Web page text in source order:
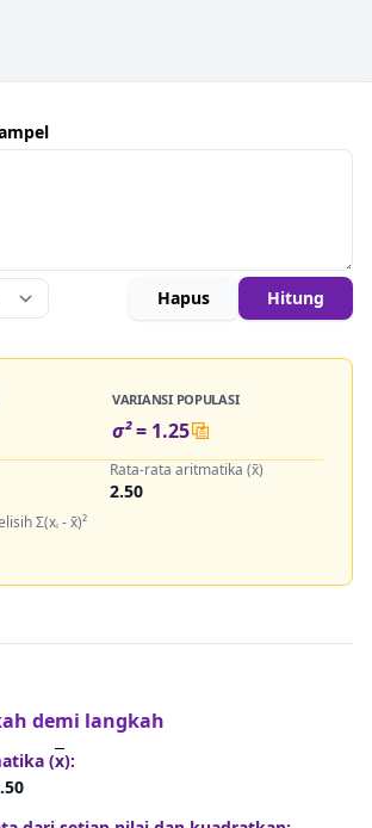
Hapus Hitung
VARIANSI POPULASI
σ²= 1.25
Rata-rata aritmatika (x̄)
2.50
Σ(xᵢ - x̄)²
demi langkah
(x):